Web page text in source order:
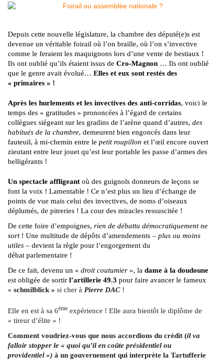
Depuis cette nouvelle législature, la chambre des député(e)s est
devenue un véritable foirail où l’on braille, où l’on s’invective
comme le feraient les maquignons lors d’une vente de bestiaux !
Ils ont oublié qu’ils étaient issus de Cro-Magnon … Ils ont oublié
que le genre avait évolué… Elles et eux sont restés des
« primaires » !
Après les hurlements et les invectives des anti-corridas, voici le
temps des « gratitudes » prononcées à l’égard de certains
collègues siégeant sur les gradins de l’arène quand d’autres, des
habitués de la chambre, demeurent bien engoncés dans leur
fauteuil, à mi-chemin entre le petit roupillon et l’œil encore ouvert
zieutant entre leur jouet qu’est leur portable les passe d’armes des
belligérants !
Un spectacle affligeant où des guignols donneurs de leçons se
font la voix ! Lamentable ! Ce n’est plus un lieu d’échange de
points de vue mais celui des invectives, de noms d’oiseaux
déplumés, de pitreries ! La cour des miracles ressuscitée !
De cette foire d’empoignes, rien de débattu démocratiquement ne
sort! Une multitude de dépôts d’amendements – plus ou moins
utiles – devient la règle pour l’engorgement du
débat parlementaire !
De ce fait, devenu un « droit coutumier », la dame à la doudoune
est obligée de sortir l’artillerie 49.3 pour faire avancer le fameux
« schmilblick » si cher à Pierre DAC !
Elle en est à sa 6ème expérience ! Elle aura bientôt le diplôme de
« tireur d’élite » !
Comment voudriez-vous que nous accordions du crédit (il va
falloir stopper le « quoi qu’il en coûte présidentiel ou
providentiel ») à un gouvernement qui interprète la Tartufferie